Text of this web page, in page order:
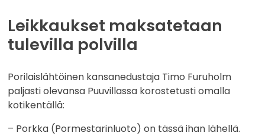
Leikkaukset maksatetaan
tulevilla polvilla
Porilaislähtöinen kansanedustaja Timo Furuholm
paljasti olevansa Puuvillassa korostetusti omalla
kotikentällä:
– Porkka (Pormestarinluoto) on tässä ihan lähellä.